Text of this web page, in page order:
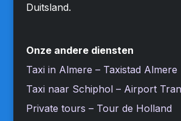
Duitsland.
Onze andere diensten
Taxi in Almere – Taxistad Almere
Taxi naar Schiphol – Airport
Private tours – Tour de Holland